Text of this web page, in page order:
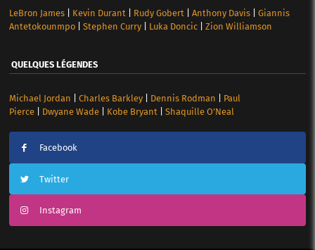
LeBron James| Kevin Durant Rudy Gobert Anthony Davis| Giannis
Antetokounmpo| Stephen Curry| Luka Doncic| Zion Williamson
QUELQUES LÉGENDES
Michael Jordan Charles Barkley| Dennis Rodman
Paul
Pierce| Dwyane Wade| Kobe Bryant| Shaquille O’Neal
Facebook
Twitter
Instagram